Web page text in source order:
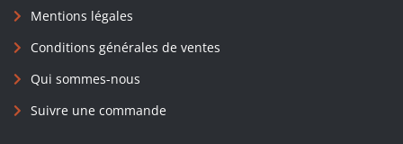
Mentions légales
Conditions générales de ventes
Qui sommes-nous
Suivre une commande